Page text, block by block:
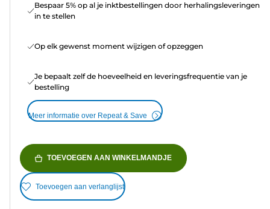
Bespaar 5% op al je inktbestellingen door herhalingsleveringen
in te stellen
Op elk gewenst moment wijzigen of opzeggen
Je bepaalt zelf de hoeveelheid en leveringsfrequentie van je
bestelling
Meer informatie over Repeat & Save
TOEVOEGEN AAN WINKELMANDJE
Toevoegen aan verlanglijst